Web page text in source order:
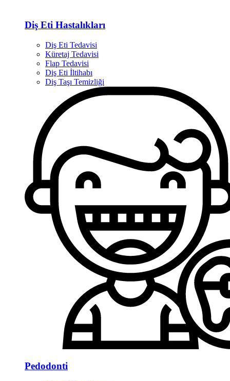
Diş Eti Hastalıkları
Diş Eti Tedavisi
Küretaj Tedavisi
Flap Tedavisi
Diş Eti İltihabı
Diş Taşı Temizliği
Pedodonti